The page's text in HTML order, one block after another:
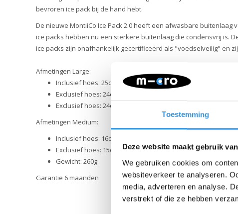
Toestemming
Deze website maakt gebruik
We gebruiken cookies om
websiteverkeer te analyseren.
media, adverteren en analyse.
verstrekt of die ze hebben
bevroren ice pack bij de hand hebt.
De nieuwe MontiiCo Ice Pack 2.0 heeft een afwasbare
ice packs hebben nu een sterkere buitenlaag die condensvrij is.
ice packs zijn onafhankelijk gecertificeerd als "voedselveilig" en
Afmetingen Large:
Inclusief hoes: 25cm x 14cm x 2,5cm
Exclusief hoes: 24cm x 14cm
Exclusief hoes: 24cm x 14cm
Afmetingen Medium:
Inclusief hoes: 16cm x 15cm x 1,5cm
Exclusief hoes: 15cm x 13cm x 1,5cm
Gewicht: 260g
Garantie 6 maanden